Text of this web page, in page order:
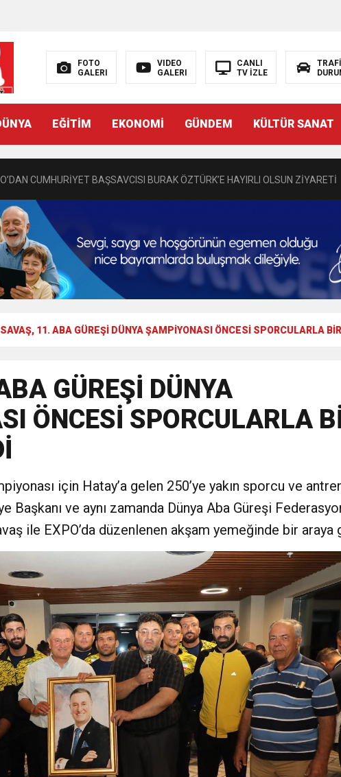
FOTO
GALERI
VIDEO
GALERI
CANLI
TV İZLE
EĞİTİM EKONOMİ GÜNDEM KÜLTÜR SANAT
CUMHURİYET BAŞSAVCISI BURAK ÖZTÜRK’E HAYIRLI OLSUN ZİYARETİ
CHP’DE KALMASININ PERDE ARKASI: GÖRÜNENDEN DAHA FAZLASI MI
Eczanesi Görkemli Bir Törenle Hizmete Açıldı
ÖNTÜRK’ÜN CUMHURİYET BAYRAMI MESAJI
VERGİSİ ERTELENDİ
BAŞKAN EMRAH KARAÇAY’A SEVGİ SELİ
SAMİ ÜSTÜN’DEN GÖNÜLLERE DOKUNAN ZİYARET
SAVAŞ, 11. ABA GÜREŞİ DÜNYA ŞAMPİYONASI ÖNCESİ SPORCULARLA
GÜREŞİ DÜNYA
ÖNCESİ SPORCULARLA
için Hatay’a gelen 250’ye yakın sporcu ve
Başkanı ve aynı zamanda Dünya Aba Güreşi
ile EXPO’da düzenlenen akşam yemeğinde bir araya